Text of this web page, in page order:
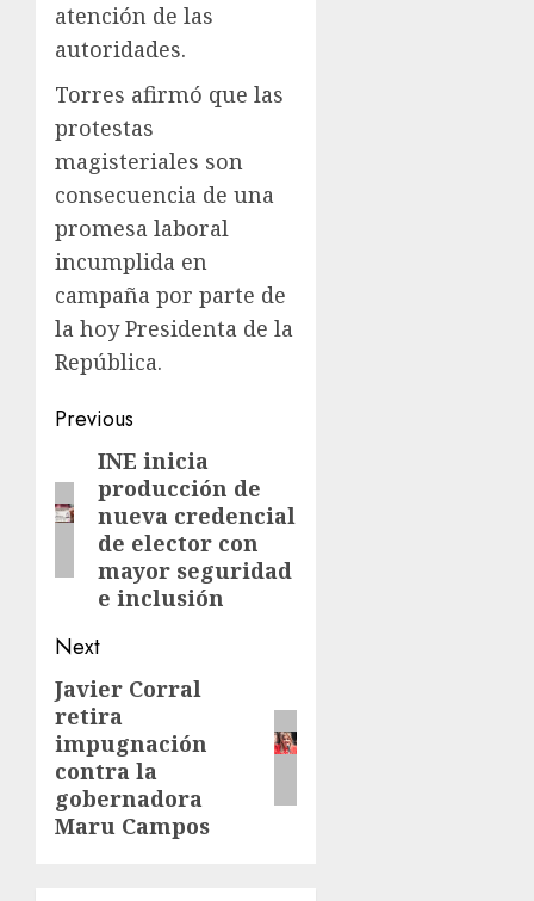
atención de las
autoridades.
Torres afirmó que las
protestas
magisteriales son
consecuencia de una
promesa laboral
incumplida en
campaña por parte de
la hoy Presidenta de la
República.
Previous
INE inicia
producción de
nueva credencial
de elector con
mayor seguridad
e inclusión
Next
Javier Corral
retira
impugnación
contra la
gobernadora
Maru Campos